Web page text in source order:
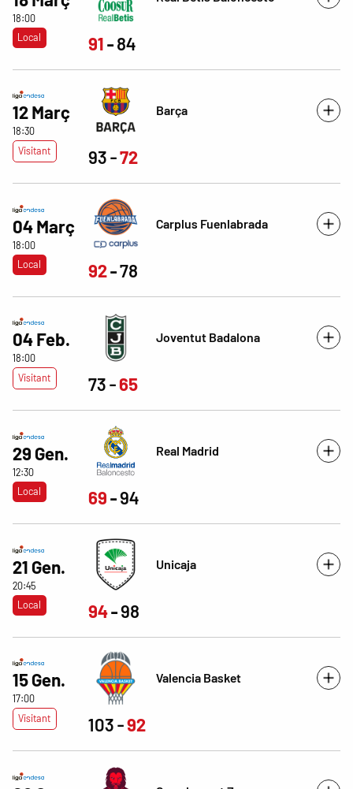
18:00
Local
91 84
12 Març
18:30
Visitant
Barça
93 72
04 Març
18:00
Local
Carplus Fuenlabrada
92 78
04 Feb.
18:00
Visitant
Joventut Badalona
73 65
29 Gen.
12:30
Local
Real Madrid
69 94
21 Gen.
20:45
Local
Unicaja
94 98
15 Gen.
17:00
Visitant
Valencia Basket
103 92